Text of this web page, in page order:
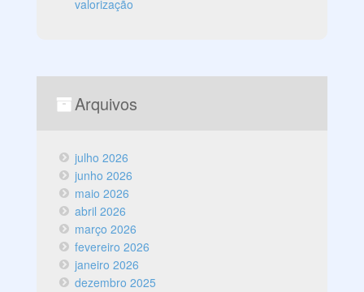
valorização
Arquivos
julho 2026
junho 2026
maio 2026
abril 2026
março 2026
fevereiro 2026
janeiro 2026
dezembro 2025